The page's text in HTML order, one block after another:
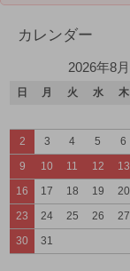
カレンダー
2026年8月
日 月 火 水 木
2
3 4 5 6
9
10 11 12 13
16
17 18 19 20
23
24 25 26 27
30
31